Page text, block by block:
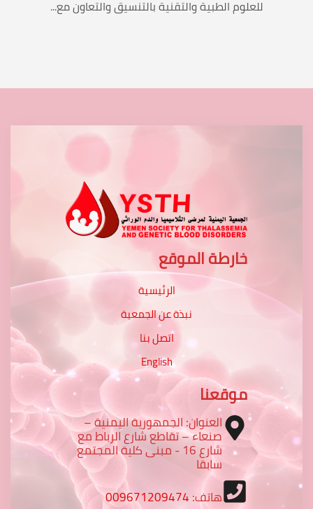
للعلوم الطبية والتقنية بالتنسيق والتعاون مع...
خارطة الموقع
الرئيسية
نبذة عن الجمعية
اتصل بنا
English
موقعنا
العنوان: الجمهورية اليمنية –
صنعاء – تقاطع شارع الرباط مع
شارع 16 - مبنى كلية المجتمع
سابقا
هاتف:009671209474